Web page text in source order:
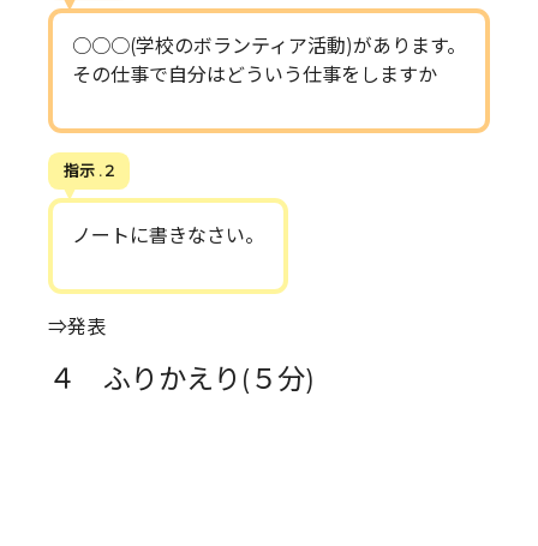
○○○(学校のボランティア活動)があります。
その仕事で自分はどういう仕事をしますか
指示 . 2
ノートに書きなさい。
⇒発表
４ ふりかえり(５分)